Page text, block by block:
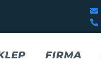
FIRMA